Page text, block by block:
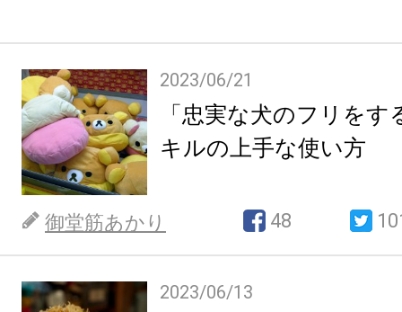
2023/06/21
「忠実な犬のフリをす
キルの上手な使い方
御堂筋あかり 48
2023/06/13